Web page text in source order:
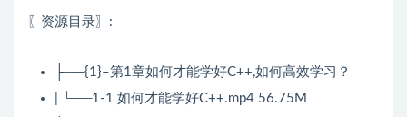
〖资源目录〗:
├──{1}–第1章如何才能学好C++,如何高效学习？
| └──1-1 如何才能学好C++.mp4 56.75M